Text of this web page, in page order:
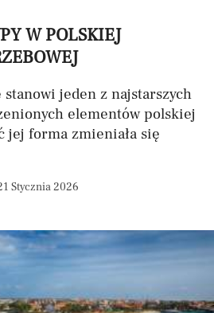
W POLSKIEJ
jeden z najstarszych
elementów polskiej
jej forma zmieniała się
Stycznia 2026